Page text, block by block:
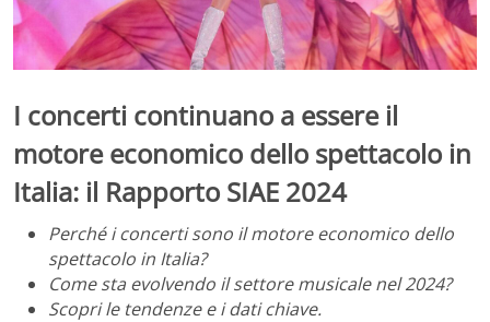
I concerti continuano a essere il
motore economico dello spettacolo in
Italia: il Rapporto SIAE 2024
Perché i concerti sono il motore economico dello
spettacolo in Italia?
Come sta evolvendo il settore musicale nel 2024?
Scopri le tendenze e i dati chiave.